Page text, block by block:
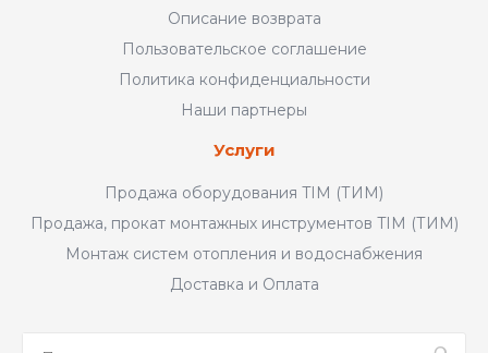
Описание возврата
Пользовательское соглашение
Политика конфиденциальности
Наши партнеры
Услуги
Продажа оборудования TIM (ТИМ)
Продажа, прокат монтажных инструментов TIM (ТИМ)
Монтаж систем отопления и водоснабжения
Доставка и Оплата